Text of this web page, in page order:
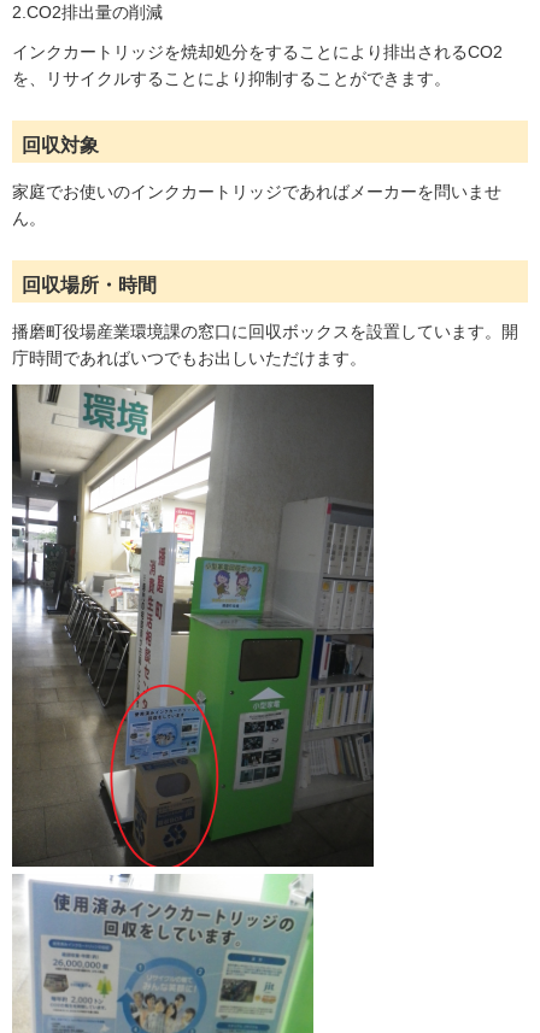
2.CO2排出量の削減
インクカートリッジを焼却処分をすることにより排出されるCO2
を、リサイクルすることにより抑制することができます。
回収対象
家庭でお使いのインクカートリッジであればメーカーを問いませ
ん。
回収場所・時間
播磨町役場産業環境課の窓口に回収ボックスを設置しています。開
庁時間であればいつでもお出しいただけます。